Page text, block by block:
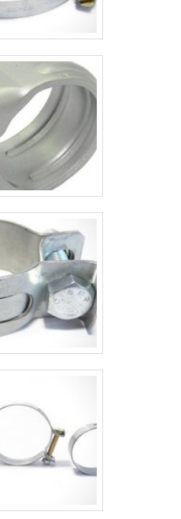
de extrema
de alta
realizadas as
na qualidade
tipo pesado, na
a mesma deve
e serviços com
pequenos
grande valia para
e seriedade da
e outros motivos
empresa que
quando tratamos
elétricos
objetiva a
à entrega final,
encontrar a
busca materiais
Prezando pelo que
traz inovações e
caixa tomada